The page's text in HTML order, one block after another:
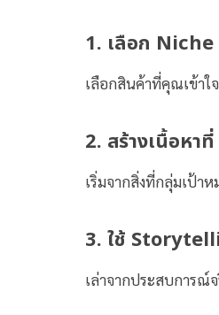
1. เลือก
เลือกสินค้าที่คุณเข้าใ
2. สร้างเนื้อหา
เริ่มจากสิ่งที่กลุ่มเป้า
3. ใช้
เล่าจากประสบการณ์